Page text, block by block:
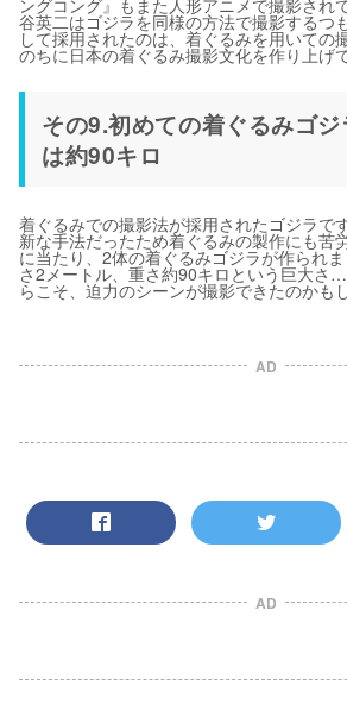
ングコング』もまた人形アニメで撮影され
谷英二はゴジラを同様の方法で撮影するつ
して採用されたのは、着ぐるみを用いての
のちに日本の着ぐるみ撮影文化を作り上げ
その9.初めての着ぐるみゴ
は約90キロ
着ぐるみでの撮影法が採用されたゴジラで
新な手法だったため着ぐるみの製作にも苦
に当たり、2体の着ぐるみゴジラが作られ
さ2メートル、重さ約90キロという巨大
らこそ、迫力のシーンが撮影できたのかも
AD
AD